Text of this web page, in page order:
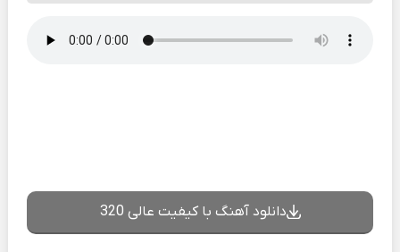
دانلود آهنگ با کیفیت عالی 320